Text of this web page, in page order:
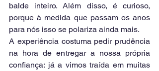
balde inteiro. Além disso, é curioso,
porque à medida que passam os anos
para nós isso se polariza ainda mais.
A experiência costuma pedir prudência
na hora de entregar a nossa própria
confiança: já a vimos traída em muitas